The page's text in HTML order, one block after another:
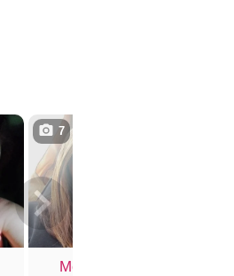
Monika
7